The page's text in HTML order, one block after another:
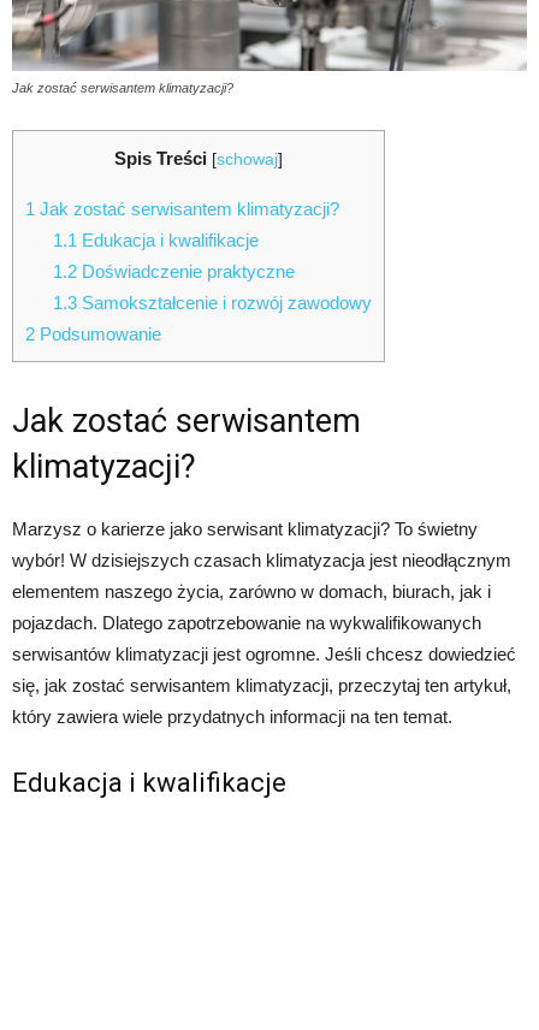
Jak zostać serwisantem klimatyzacji?
Spis Treści [schowaj]
1 Jak zostać serwisantem klimatyzacji?
1.1 Edukacja i kwalifikacje
1.2Doświadczenie praktyczne
1.3Samokształcenie i rozwój zawodowy
2 Podsumowanie
Jak zostać serwisantem
klimatyzacji?
Marzysz o karierze jako serwisant klimatyzacji? To świetny
wybór! W dzisiejszych czasach klimatyzacja jest nieodłącznym
elementem naszego życia, zarówno w domach, biurach, jak i
pojazdach. Dlatego zapotrzebowanie na wykwalifikowanych
serwisantów klimatyzacji jest ogromne. Jeśli chcesz dowiedzieć
się, jak zostać serwisantem klimatyzacji, przeczytaj ten artykuł,
który zawiera wiele przydatnych informacji na ten temat.
Edukacja i kwalifikacje